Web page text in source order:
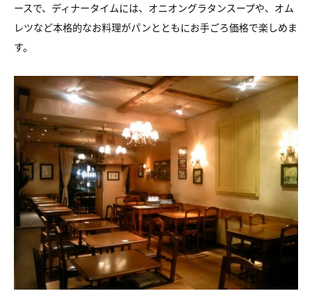
ースで、ディナータイムには、オニオングラタンスープや、オム
レツなど本格的なお料理がパンとともにお手ごろ価格で楽しめま
す。